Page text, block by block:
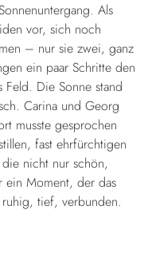
Als
vor, sich noch
– nur sie zwei, ganz
ein paar Schritte den
Die Sonne stand
Carina und Georg
musste gesprochen
fast ehrfürchtigen
nicht nur schön,
ein Moment, der das
tief, verbunden.